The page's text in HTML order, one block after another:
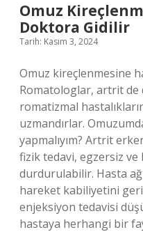
Omuz
Doktora Gidilir
Tarih: Kasım 3, 2024
Omuz kireçlenmesine
Romatologlar, artrit de
romatizmal
uzmandırlar.
yapmalıyım? Artrit
fizik tedavi, egzersiz ve
durdurulabilir. Hasta
hareket kabiliyetini
enjeksiyon tedavisi
hastaya herhangi bir